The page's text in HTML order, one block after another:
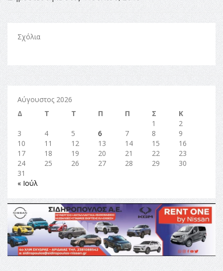
Σχόλια
Αύγουστος 2026
Δ
Τ Τ Π Π Σ
Κ
1
2
3
4 5 6 7 8
9
10
11 12 13 14 15
16
17
18 19 20 21 22
23
24
25 26 27 28 29
30
31
« Ιούλ